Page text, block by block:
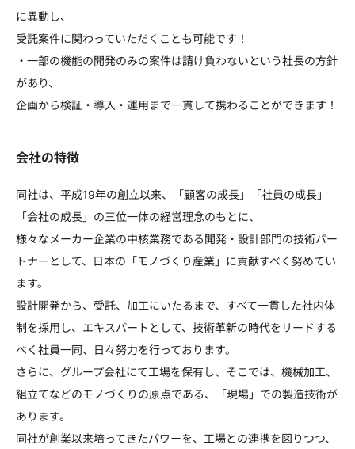
に異動し、
受託案件に関わっていただくことも可能です！
・一部の機能の開発のみの案件は請け負わないという社長の方針
があり、
企画から検証・導入・運用まで一貫して携わることができます！
会社の特徴
同社は、平成19年の創立以来、「顧客の成長」「社員の成長」
「会社の成長」の三位一体の経営理念のもとに、
様々なメーカー企業の中核業務である開発・設計部門の技術パー
トナーとして、日本の「モノづくり産業」に貢献すべく努めてい
ます。
設計開発から、受託、加工にいたるまで、すべて一貫した社内体
制を採用し、エキスパートとして、技術革新の時代をリードする
べく社員一同、日々努力を行っております。
さらに、グループ会社にて工場を保有し、そこでは、機械加工、
組立てなどのモノづくりの原点である、「現場」での製造技術が
あります。
同社が創業以来培ってきたパワーを、工場との連携を図りつつ、